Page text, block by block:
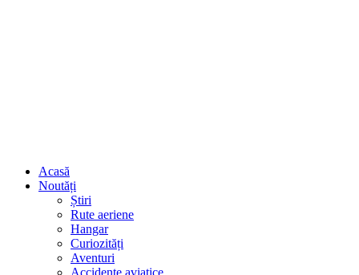
Acasă
Noutăți
Știri
Rute aeriene
Hangar
Curiozități
Aventuri